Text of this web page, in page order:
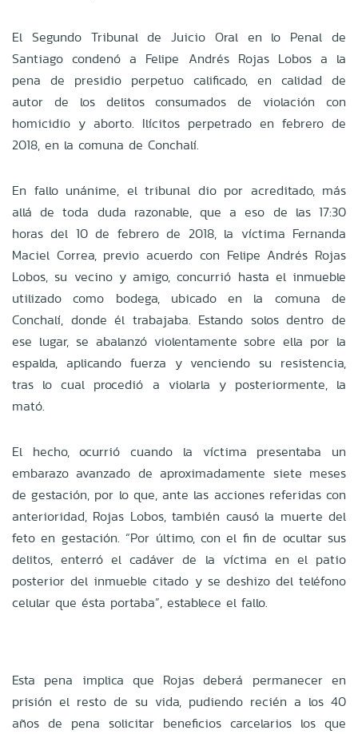
El Segundo Tribunal de Juicio Oral en lo Penal de
Santiago condenó a Felipe Andrés Rojas Lobos a la
pena de presidio perpetuo calificado, en calidad de
autor de los delitos consumados de violación con
homicidio y aborto. Ilícitos perpetrado en febrero de
2018, en la comuna de Conchalí.
En fallo unánime, el tribunal dio por acreditado, más
allá de toda duda razonable, que a eso de las 17:30
horas del 10 de febrero de 2018, la víctima Fernanda
Maciel Correa, previo acuerdo con Felipe Andrés Rojas
Lobos, su vecino y amigo, concurrió hasta el inmueble
utilizado como bodega, ubicado en la comuna de
Conchalí, donde él trabajaba. Estando solos dentro de
ese lugar, se abalanzó violentamente sobre ella por la
espalda, aplicando fuerza y venciendo su resistencia,
tras lo cual procedió a violarla y posteriormente, la
mató.
El hecho, ocurrió cuando la víctima presentaba un
embarazo avanzado de aproximadamente siete meses
de gestación, por lo que, ante las acciones referidas con
anterioridad, Rojas Lobos, también causó la muerte del
feto en gestación. “Por último, con el fin de ocultar sus
delitos, enterró el cadáver de la víctima en el patio
posterior del inmueble citado y se deshizo del teléfono
celular que ésta portaba”, establece el fallo.
Esta pena implica que Rojas deberá permanecer en
prisión el resto de su vida, pudiendo recién a los 40
años de pena solicitar beneficios carcelarios los que